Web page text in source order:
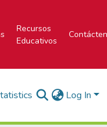
Recursos
Educativos
Log In